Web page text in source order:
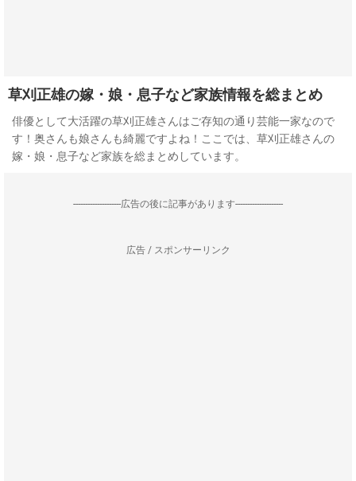
草刈正雄の嫁・娘・息子など家族情報を総まとめ
俳優として大活躍の草刈正雄さんはご存知の通り芸能一家なので
す！奥さんも娘さんも綺麗ですよね！ここでは、草刈正雄さんの
嫁・娘・息子など家族を総まとめしています。
--------------------広告の後に記事があります--------------------
広告 / スポンサーリンク